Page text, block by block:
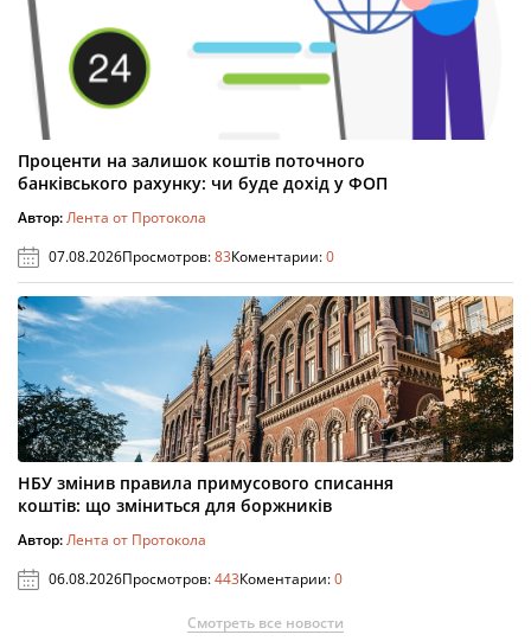
Проценти на залишок коштів поточного
банківського рахунку: чи буде дохід у ФОП
Автор:Лента от Протокола
07.08.2026Просмотров:83Коментарии:0
НБУ змінив правила примусового списання
коштів: що зміниться для боржників
Автор:Лента от Протокола
06.08.2026Просмотров:443Коментарии:0
Смотреть все новости